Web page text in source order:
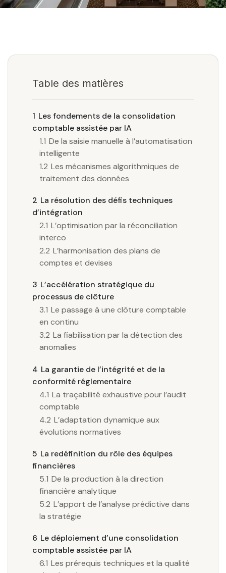
Table des matières
1 Les fondements de la consolidation
comptable assistée par IA
1.1 De la saisie manuelle à l’automatisation
intelligente
1.2 Les mécanismes algorithmiques de
traitement des données
2 La résolution des défis techniques
d’intégration
2.1 L’optimisation par la réconciliation
interco
2.2 L’harmonisation des plans de
comptes et devises
3 L’accélération stratégique du
processus de clôture
3.1 Le passage à une clôture comptable
en continu
3.2 La fiabilisation par la détection des
anomalies
4 La garantie de l’intégrité et de la
conformité réglementaire
4.1 La traçabilité exhaustive pour l’audit
comptable
4.2 L’adaptation dynamique aux
évolutions normatives
5 La redéfinition du rôle des équipes
financières
5.1 De la production à la direction
financière analytique
5.2 L’apport de l’analyse prédictive dans
la stratégie
6 Le déploiement d’une consolidation
comptable assistée par IA
6.1 Les prérequis techniques et la qualité